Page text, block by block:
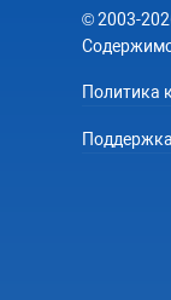
© 2003-
Политика